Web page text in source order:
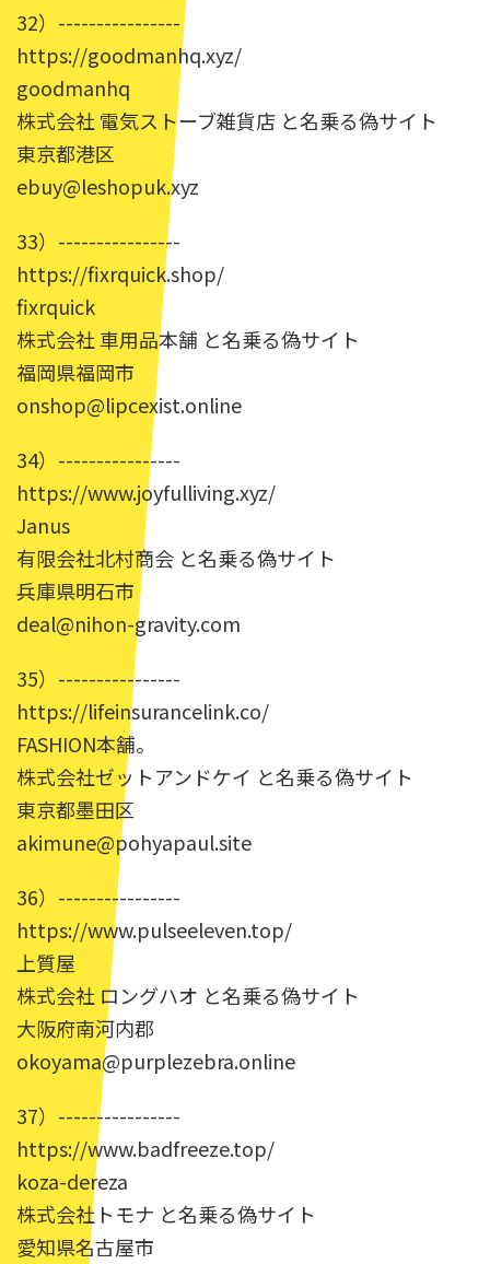
32）----------------
https://goodmanhq.xyz/
goodmanhq
株式会社 電気ストーブ雑貨店 と名乗る偽サイト
東京都港区
ebuy@leshopuk.xyz
33）----------------
https://fixrquick.shop/
fixrquick
株式会社 車用品本舗 と名乗る偽サイト
福岡県福岡市
onshop@lipcexist.online
34）----------------
https://www.joyfulliving.xyz/
Janus
有限会社北村商会 と名乗る偽サイト
兵庫県明石市
deal@nihon-gravity.com
35）----------------
https://lifeinsurancelink.co/
FASHION本舗。
株式会社ゼットアンドケイ と名乗る偽サイト
東京都墨田区
akimune@pohyapaul.site
36）----------------
https://www.pulseeleven.top/
上質屋
株式会社 ロングハオ と名乗る偽サイト
大阪府南河内郡
okoyama@purplezebra.online
37）----------------
https://www.badfreeze.top/
koza-dereza
株式会社トモナ と名乗る偽サイト
愛知県名古屋市